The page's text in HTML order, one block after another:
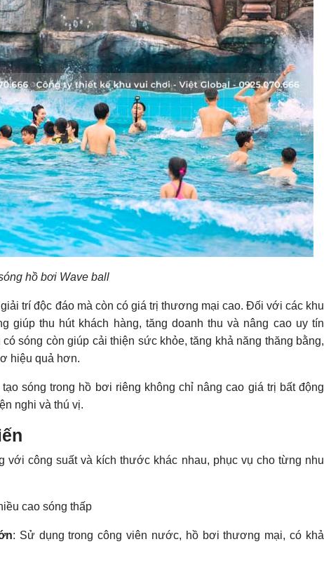
hồ bơi Wave ball
trí độc đáo mà còn có giá trị thương mại cao. Đối với các khu
giúp thu hút khách hàng, tăng doanh thu và nâng cao uy tín
sóng còn giúp cải thiện sức khỏe, tăng khả năng thăng bằng,
hiệu quả hơn.
sóng trong hồ bơi riêng không chỉ nâng cao giá trị bất động
nghi và thú vị.
với công suất và kích thước khác nhau, phục vụ cho từng nhu
cao sóng thấp
: Sử dụng trong công viên nước, hồ bơi thương mại, có khả